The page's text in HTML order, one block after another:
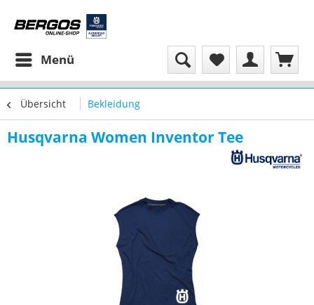
Menü
Übersicht Bekleidung
Husqvarna Women Inventor Tee